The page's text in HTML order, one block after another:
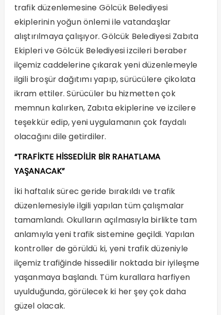
trafik düzenlemesine Gölcük Belediyesi
ekiplerinin yoğun önlemi ile vatandaşlar
alıştırılmaya çalışıyor. Gölcük Belediyesi Zabıta
Ekipleri ve Gölcük Belediyesi izcileri beraber
ilçemiz caddelerine çıkarak yeni düzenlemeyle
ilgili broşür dağıtımı yapıp, sürücülere çikolata
ikram ettiler. Sürücüler bu hizmetten çok
memnun kalırken, Zabıta ekiplerine ve izcilere
teşekkür edip, yeni uygulamanın çok faydalı
olacağını dile getirdiler.
“TRAFİKTE HİSSEDİLİR BİR RAHATLAMA
YAŞANACAK”
İki haftalık sürec geride bırakıldı ve trafik
düzenlemesiyle ilgili yapılan tüm çalışmalar
tamamlandı. Okulların açılmasıyla birlikte tam
anlamıyla yeni trafik sistemine geçildi. Yapılan
kontroller de görüldü ki, yeni trafik düzeniyle
ilçemiz trafiğinde hissedilir noktada bir iyileşme
yaşanmaya başlandı. Tüm kurallara harfiyen
uyulduğunda, görülecek ki her şey çok daha
güzel olacak.